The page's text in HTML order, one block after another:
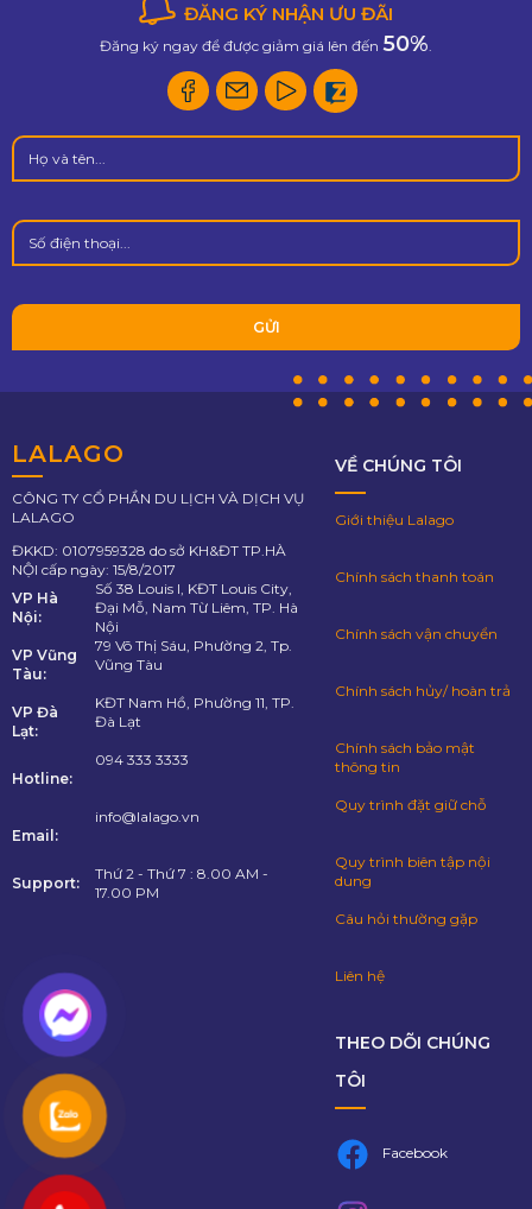
ĐĂNG KÝ NHẬN ƯU ĐÃI
Đăng ký ngay để được giảm giá lên đến 50%
LALAGO
CÔNG TY CỔ PHẦN DU LỊCH VÀ DỊCH VỤ
LALAGO
ĐKKD: 0107959328 do sở KH&ĐT TP.HÀ
NỘI cấp ngày: 15/8/2017
VP Hà
Nội:
Số 38 Louis I, KĐT Louis City,
Đại Mỗ, Nam Từ Liêm, TP. Hà
Nội
VP Vũng
Tàu:
79 Võ Thị Sáu, Phường 2, Tp.
Vũng Tàu
VP Đà
Lạt:
KĐT Nam Hồ, Phường 11, TP.
Đà Lạt
Hotline:
094 333 3333
Email:
info@lalago.vn
Support:
Thứ 2 - Thứ 7 : 8.00 AM -
17.00 PM
VỀ CHÚNG TÔI
Giới thiệu Lalago
Chính sách thanh toán
Chính sách vận chuyển
Chính sách hủy/ hoàn trả
Chính sách bảo mật
thông tin
Quy trình đặt giữ chỗ
Quy trình biên tập nội
dung
Câu hỏi thường gặp
Liên hệ
THEO DÕI CHÚNG
TÔI
Facebook